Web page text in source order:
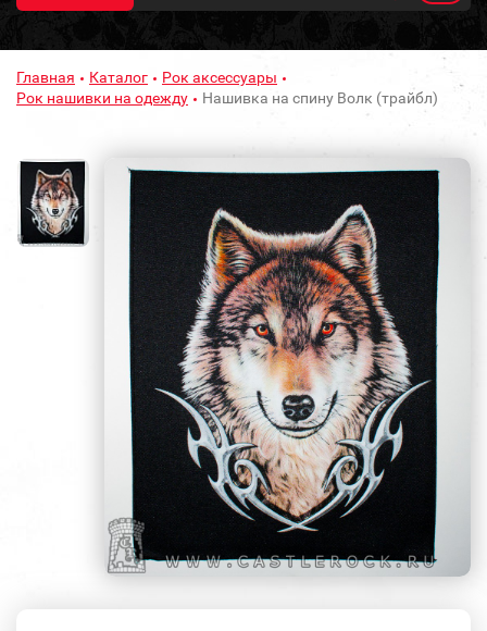
Главная Каталог
Рок аксессуары
Рок нашивки на одежду
Нашивка на спину Волк (трайбл)